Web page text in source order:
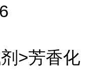
>芳香化